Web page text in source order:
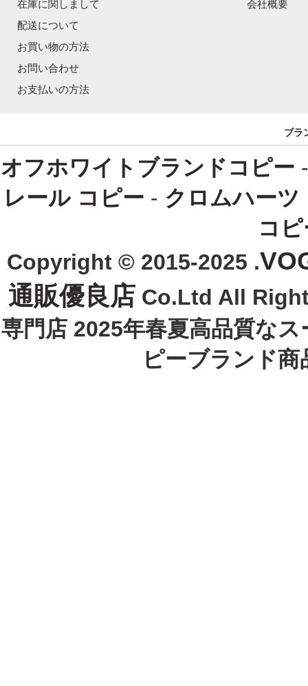
在庫に関しまして
配送について
お買い物の方法
お問い合わせ
お支払いの方法
会社概要
ブラ
オフホワイトブランドコピー
レール コピー - クロムハーツ
コ
Copyright © 2015-2025 .
通販優良店 Co.Ltd All
専門店 2025年春夏高品質な
ピーブランド